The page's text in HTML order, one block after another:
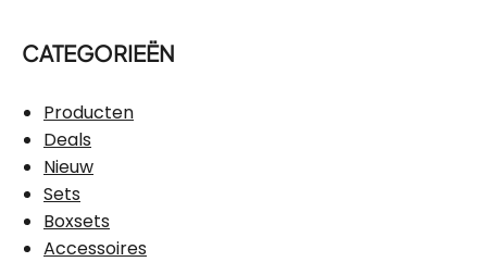
CATEGORIEËN
Producten
Deals
Nieuw
Sets
Boxsets
Accessoires